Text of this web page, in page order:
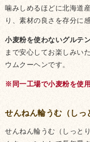
噛みしめるほどに北海道
り、素材の良さを存分に
小麦粉を使わないグルテ
まで安心してお楽しみい
ウムクーヘンです。
※同一工場で小麦粉を使
せんねん輪うむ（しっ
せんねん輪うむ（しっと